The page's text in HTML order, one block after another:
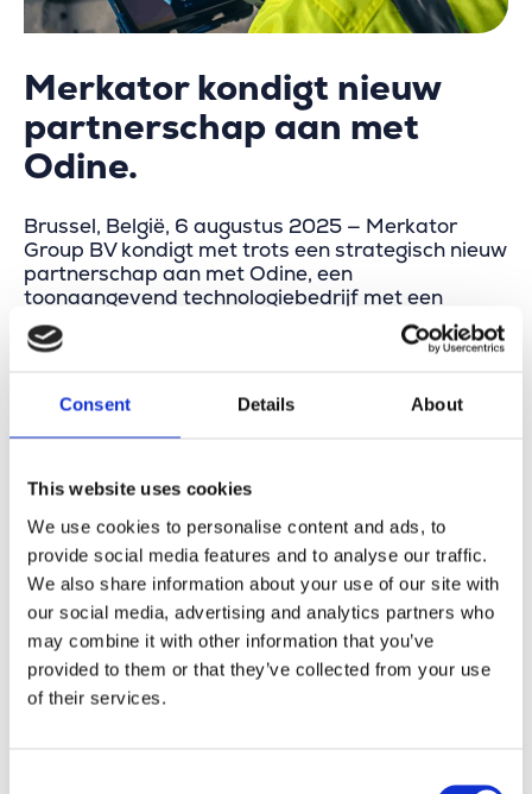
Consent Details About
This website uses cookies
We use cookies to personalise content and ads, to
provide social media features and to analyse our traffic.
We also share information about your use of our site with
our social media, advertising and analytics partners who
may combine it with other information that you’ve
provided to them or that they’ve collected from your use
of their services.
Merkator kondigt nieuw
partnerschap aan met
Odine.
Brussel, België, 6 augustus 2025 — Merkator
Group BV kondigt met trots een strategisch nieuw
partnerschap aan met Odine, een
toonaangevend technologiebedrijf met een
sterke aanwezigheid in Turkije, het Midden-
Oosten en Afrika (MEA). Deze samenwerking
groeistrategie van Merkator en weerspiegelt onze
overtuiging dat sterke partnerschappen de
hoeksteen zijn voor toekomstig succes.
Binnen dit partnerschap zal Odine optreden als
advisering en implementatie van Merkators
geavanceerde softwareoplossingen voor
geografische informatiesystemen (GIS) en
glasvezelinfrastructuurbeheer (FttX & FttH) in de
gehele MEA-regio.
“Wij geloven sterk in de kracht van samenwerking
met regionale marktleiders zoals Odine. Hun